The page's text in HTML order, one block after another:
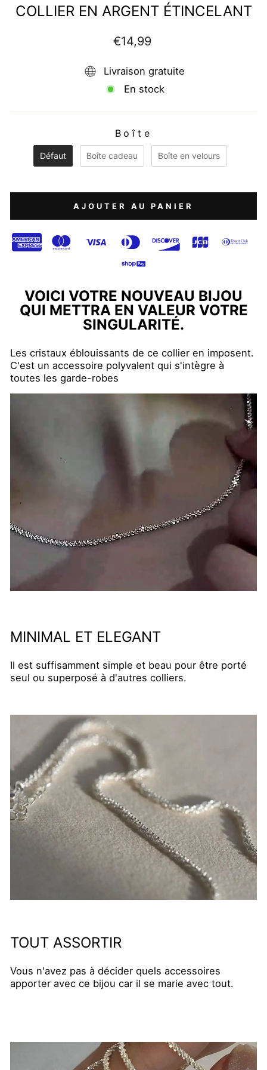
COLLIER EN ARGENT ÉTINCELANT
Prix
régulier
€14,99
Livraison gratuite
En stock
Boîte
BOÎTE
Défaut Boîte cadeau Boîte en velours
AJOUTER AU PANIER
VOICI VOTRE NOUVEAU BIJOU
QUI METTRA EN VALEUR VOTRE
SINGULARITÉ.
Les cristaux éblouissants de ce collier en imposent.
C'est un accessoire polyvalent qui s'intègre à
toutes les garde-robes
MINIMAL ET ELEGANT
Il est suffisamment simple et beau pour être porté
seul ou superposé à d'autres colliers.
TOUT ASSORTIR
Vous n'avez pas à décider quels accessoires
apporter avec ce bijou car il se marie avec tout.